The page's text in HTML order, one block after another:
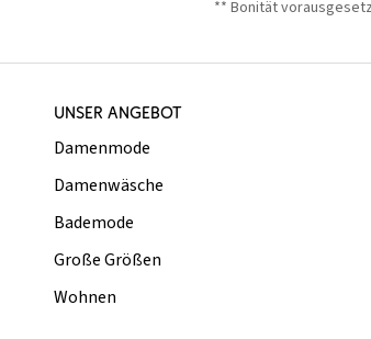
** Bonität
UNSER ANGEBOT
Damenmode
Damenwäsche
Bademode
Große Größen
Wohnen